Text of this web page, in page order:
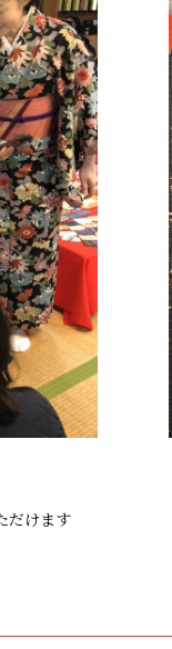
だけます